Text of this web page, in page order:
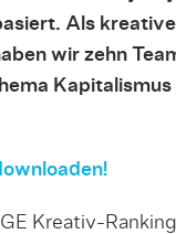
Als kreative
wir zehn
Kapitalismus
Kreativ-